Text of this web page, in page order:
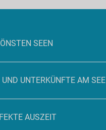
SEEN
UND UNTERKÜNFTE AM SEE
AUSZEIT